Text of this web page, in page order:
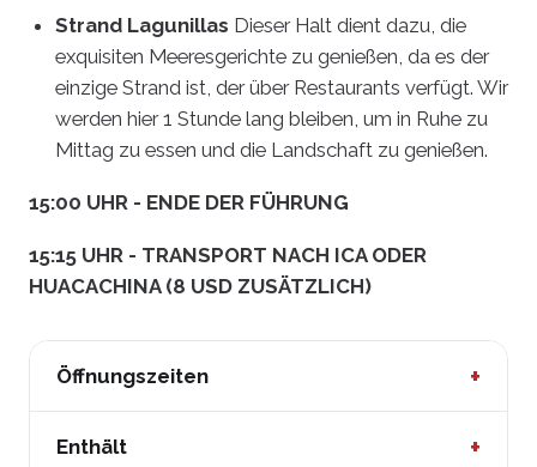
Strand Lagunillas Dieser Halt dient dazu, die
exquisiten Meeresgerichte zu genießen, da es der
einzige Strand ist, der über Restaurants verfügt. Wir
werden hier 1 Stunde lang bleiben, um in Ruhe zu
Mittag zu essen und die Landschaft zu genießen.
15:00 UHR - ENDE DER FÜHRUNG
15:15 UHR - TRANSPORT NACH ICA ODER
HUACACHINA (8 USD ZUSÄTZLICH)
Öffnungszeiten +
HUACACHINA DIREKT NACH PARACAS
Enthält +